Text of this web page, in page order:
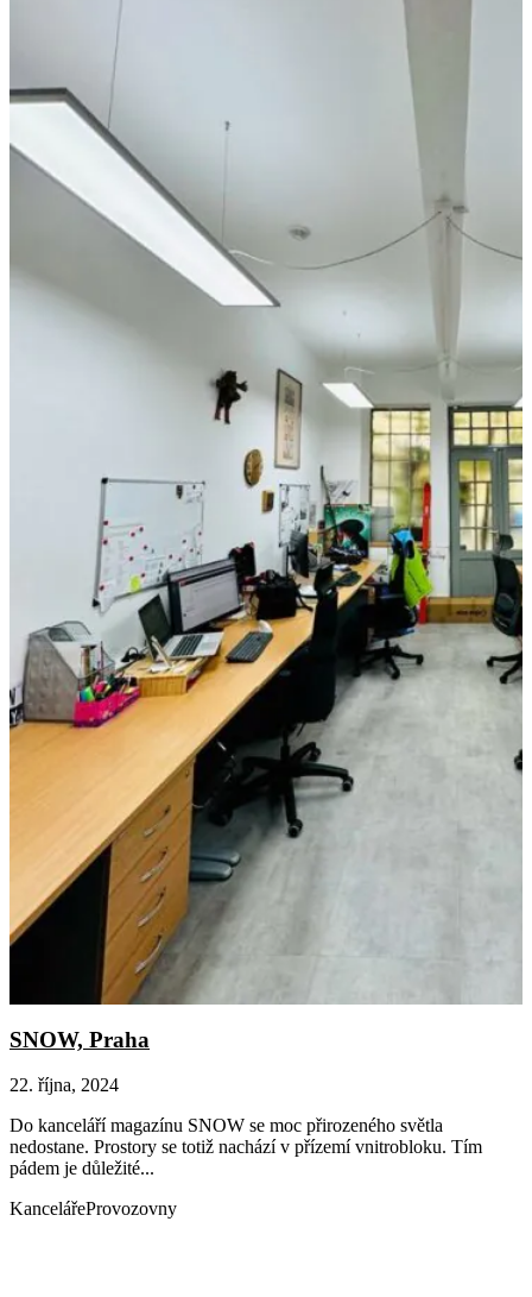
SNOW, Praha
22. října, 2024
Do kanceláří magazínu SNOW se moc přirozeného světla
nedostane. Prostory se totiž nachází v přízemí vnitrobloku. Tím
pádem je důležité...
KancelářeProvozovny